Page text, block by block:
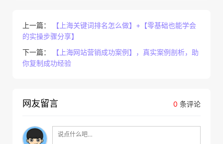
上一篇：
【上海关键词排名怎么做】+【零基础也能学会
的实操步骤分享】
下一篇：
【上海网站营销成功案例】，真实案例剖析，助
你复制成功经验
0 条评论
网友留言